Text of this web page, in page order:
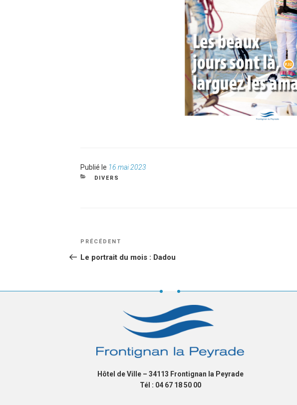
Publié le Publié
le
16 mai 2023
CATÉGORIES
DIVERS
NAVIGATION
DE
L’ARTICLE
Article
PRÉCÉDENT
Le portrait du mois : Dadou
Hôtel de Ville – 34113 Frontignan la Peyrade
Tél : 04 67 18 50 00